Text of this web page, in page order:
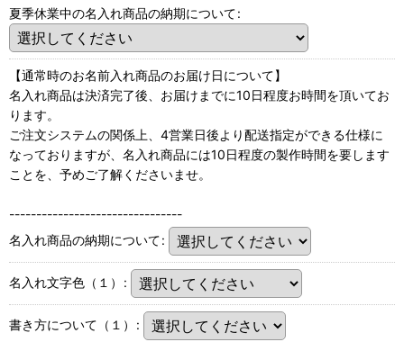
夏季休業中の名入れ商品の納期について:
【通常時のお名前入れ商品のお届け日について】
名入れ商品は決済完了後、お届けまでに10日程度お時間を頂いてお
ります。
ご注文システムの関係上、4営業日後より配送指定ができる仕様に
なっておりますが、名入れ商品には10日程度の製作時間を要します
ことを、予めご了解くださいませ。
--------------------------------
名入れ商品の納期について:
名入れ文字色（１） :
書き方について（１） :